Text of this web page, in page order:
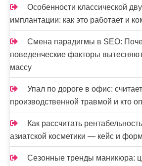
Особенности классической
имплантации: как это работает и
Смена парадигмы в SEO:
поведенческие факторы
массу
Упал по дороге в офис:
производственной травмой и кто
Как рассчитать
азиатской косметики — кейс и
Сезонные тренды маникюра: